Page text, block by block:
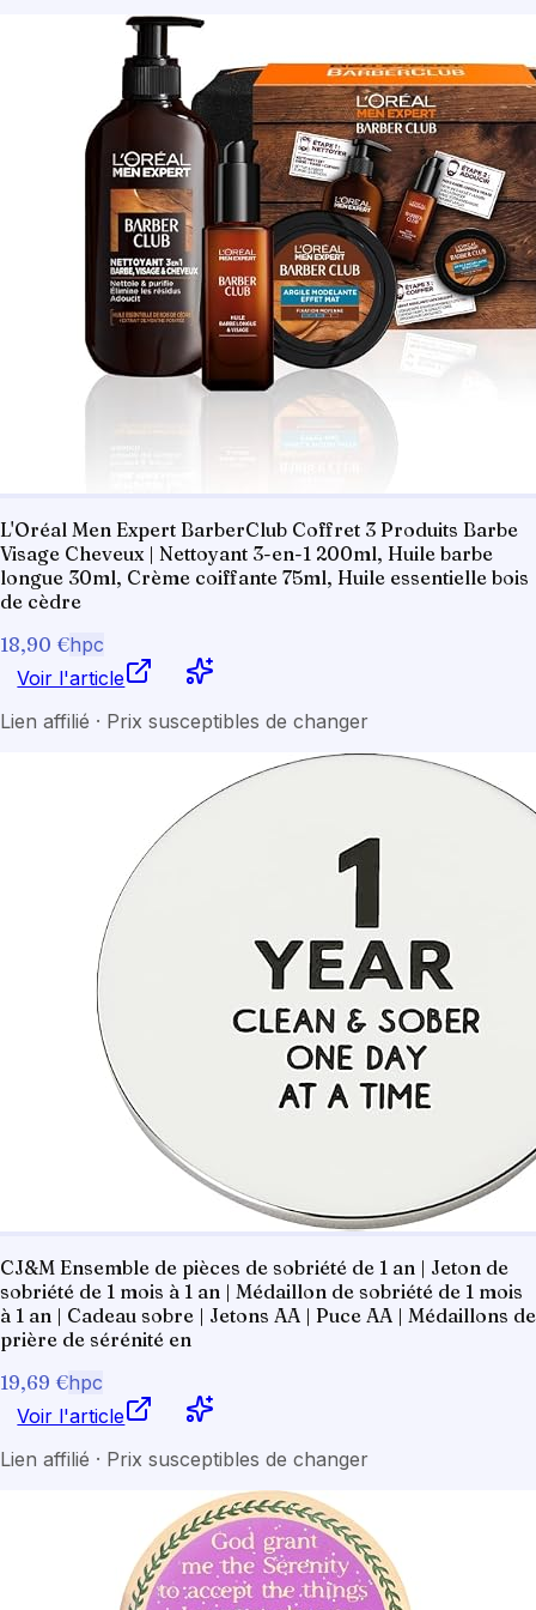
L'Oréal Men Expert BarberClub Coffret 3 Produits Barbe
Visage Cheveux | Nettoyant 3-en-1 200ml, Huile barbe
longue 30ml, Crème coiffante 75ml, Huile essentielle bois
de cèdre
18,90 €hpc
Voir l'article
Lien affilié · Prix susceptibles de changer
CJ&M Ensemble de pièces de sobriété de 1 an | Jeton de
sobriété de 1 mois à 1 an | Médaillon de sobriété de 1 mois
à 1 an | Cadeau sobre | Jetons AA | Puce AA | Médaillons de
prière de sérénité en
19,69 €hpc
Voir l'article
Lien affilié · Prix susceptibles de changer